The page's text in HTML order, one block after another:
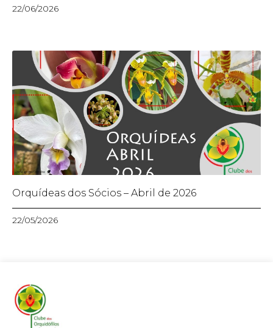
22/06/2026
Orquídeas dos Sócios – Abril de 2026
22/05/2026